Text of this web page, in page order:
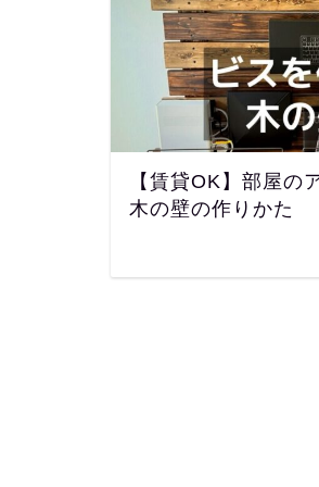
【賃貸OK】部屋の
木の壁の作りかた